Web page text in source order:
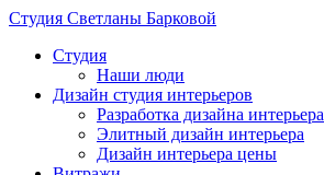
Студия Светланы Барковой
Студия
Наши люди
Дизайн студия интерьеров
Разработка дизайна интерьера
Элитный дизайн интерьера
Дизайн интерьера цены